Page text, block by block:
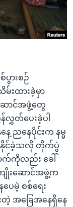
ားစဉ်
းထားခဲ့မှာ
ဆောင်အဖွဲ့တွေ
လွှတ်ပေးခဲ့ပါ
ညနေပိုင်းက နမ္မ
နိုင်ခဲ့သလို တိုက်ပွဲ
က်ကိုလည်း ခေါ်
ျိုးဆောင်အဖွဲ့က
ေမဲ့ စစ်ရေး
တဲ့ အခြေအနေရှိနေ